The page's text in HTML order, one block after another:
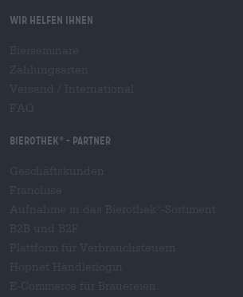
Wir helfen Ihnen
Bierothek - Partner